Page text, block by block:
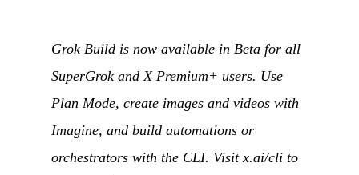
Grok Build is now available in Beta for all
SuperGrok and X Premium+ users. Use
Plan Mode, create images and videos with
Imagine, and build automations or
orchestrators with the CLI. Visit x.ai/cli to